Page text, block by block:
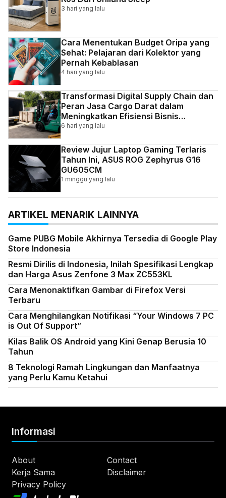
3 hari yang lalu
Cara Menentukan Budget Oripa yang
Sehat: Pelajaran dari Kolektor yang
Pernah Kebablasan
4 hari yang lalu
Transformasi Digital Supply Chain dan
Peran Jasa Cargo Darat dalam
Meningkatkan Efisiensi Bisnis
Indonesia
6 hari yang lalu
Review Jujur Laptop Gaming Terlaris
Tahun Ini, ASUS ROG Zephyrus G16
GU605CM
1 minggu yang lalu
ARTIKEL MENARIK LAINNYA
Game PUBG Mobile Akhirnya Tersedia di Google Play
Store Indonesia
Resmi Dirilis di Indonesia, Inilah Spesifikasi Lengkap
dan Harga Asus Zenfone 3 Max ZC553KL
Cara Menonaktifkan Gambar di Firefox Versi
Terbaru
Cara Menghilangkan Notifikasi “Your Windows 7 PC
is Out Of Support”
Kilas Balik OS Android yang Kini Genap Berusia 10
Tahun
8 Teknologi Ramah Lingkungan dan Manfaatnya
yang Perlu Kamu Ketahui
Informasi
About
Contact
Kerja Sama
Disclaimer
Privacy Policy